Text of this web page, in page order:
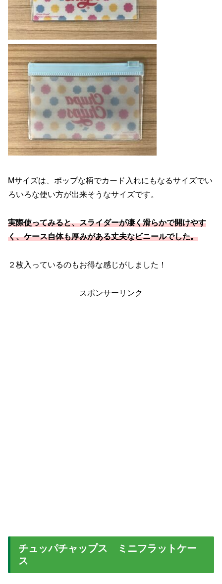
Mサイズは、ポップな柄でカード入れにもなるサイズでい
ろいろな使い方が出来そうなサイズです。
実際使ってみると、スライダーが凄く滑らかで開けやす
く、ケース自体も厚みがある丈夫なビニールでした。
２枚入っているのもお得な感じがしました！
スポンサーリンク
チュッパチャップス ミニフラットケー
ス